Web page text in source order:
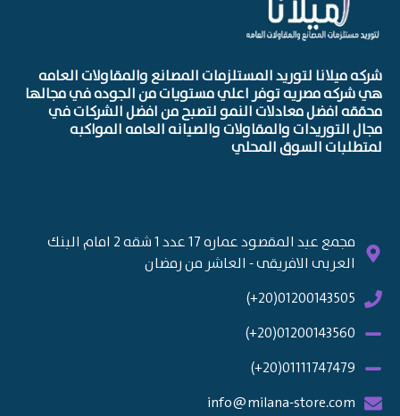
ميلانا لتوريد المستلزمات المصانع والمقاولات العامه
مصريه توفر اعلي مستويات من الجوده في مجالها
افضل معادلات النمو لتصبح من افضل الشركات في
التوريدات والمقاولات والصيانه العامه المواكبه
السوق المحلي
مجمع عبد المقصود عماره 17 عدد 1 شقه 2 امام البنك
العربى الافريقى - العاشر من رمضان
01200143505(20+)
01200143560(20+)
01111747479(20+)
info@milana-store.com